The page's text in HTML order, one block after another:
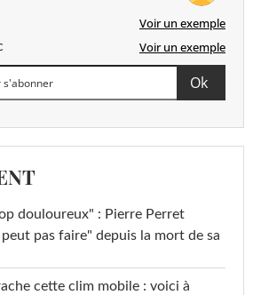
Voir un exemple
Voir un exemple
douloureux" : Pierre Perret
pas faire" depuis la mort de sa
cette clim mobile : voici à